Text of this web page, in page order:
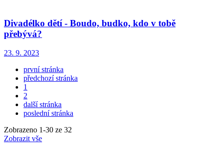
Divadélko dětí - Boudo, budko, kdo v tobě
přebývá?
23. 9. 2023
první stránka
předchozí stránka
1
2
další stránka
poslední stránka
Zobrazeno 1-30 ze 32
Zobrazit vše